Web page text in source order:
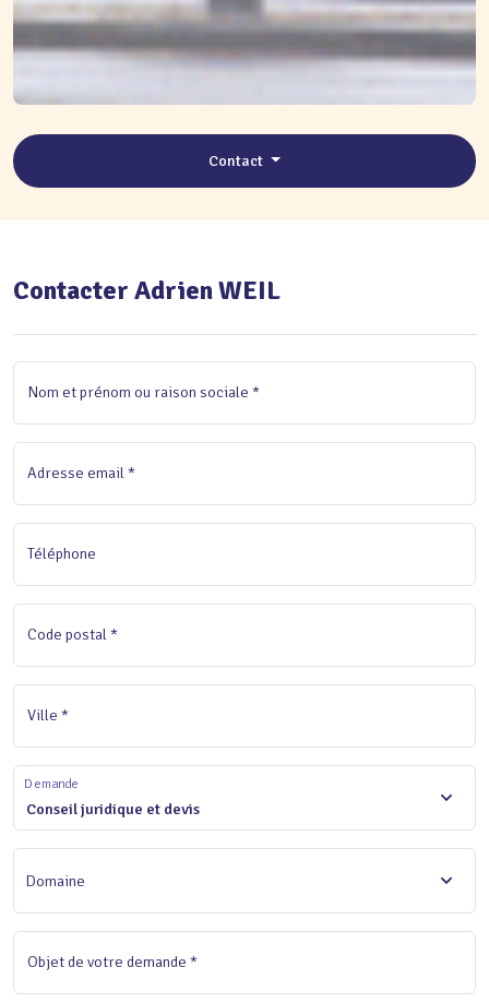
Contact
Contacter Adrien WEIL
Nom et prénom ou raison sociale *
Adresse email *
Téléphone
Code postal *
Ville *
Conseil juridique et devis
Demande
Domaine
Objet de votre demande *